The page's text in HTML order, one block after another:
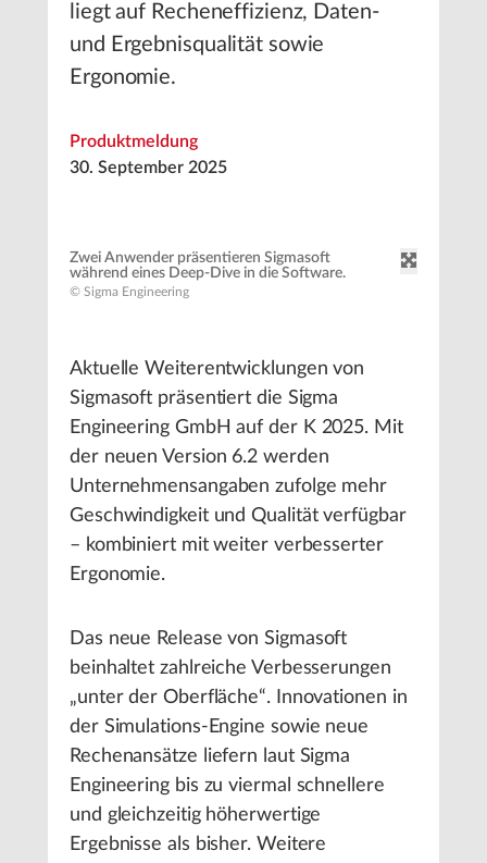
liegt auf Recheneffizienz, Daten-
und Ergebnisqualität sowie
Ergonomie.
Produktmeldung
30. September 2025
Zwei Anwender präsentieren Sigmasoft
während eines Deep-Dive in die Software.
© Sigma Engineering
Aktuelle Weiterentwicklungen von
Sigmasoft präsentiert die Sigma
Engineering GmbH auf der K 2025. Mit
der neuen Version 6.2 werden
Unternehmensangaben zufolge mehr
Geschwindigkeit und Qualität verfügbar
– kombiniert mit weiter verbesserter
Ergonomie.
Das neue Release von Sigmasoft
beinhaltet zahlreiche Verbesserungen
„unter der Oberfläche“. Innovationen in
der Simulations-Engine sowie neue
Rechenansätze liefern laut Sigma
Engineering bis zu viermal schnellere
und gleichzeitig höherwertige
Ergebnisse als bisher. Weitere